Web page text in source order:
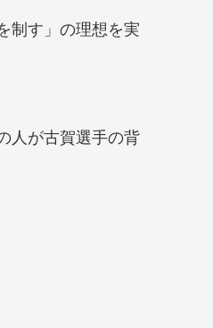
制す」の理想を実
人が古賀選手の背